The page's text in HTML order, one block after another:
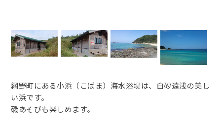
網野町にある小浜（こばま）海水浴場は、白砂遠浅の美し
い浜です。
磯あそびも楽しめます。